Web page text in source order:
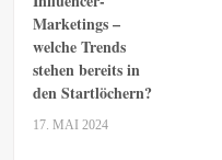
Marketings –
welche Trends
stehen bereits in
den Startlöchern?
17. MAI 2024